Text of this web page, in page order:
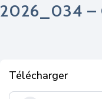
2026_034 –
Télécharger